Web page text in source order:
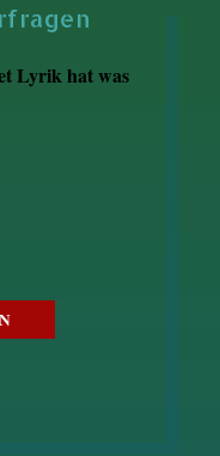
Lyrik hat was